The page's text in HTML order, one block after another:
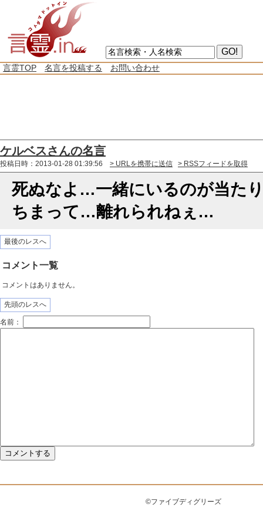
言霊TOP 名言を投稿する お問い合わせ
ケルベスさんの名言
投稿日時：2013-01-28 01:39:56 > URLを携帯に送信 > RSSフィードを取得
死ぬなよ…一緒にいるのが当た
ちまって…離れられねぇ…
最後のレスへ
コメント一覧
コメントはありません。
先頭のレスへ
名前：
©ファイブディグリーズ